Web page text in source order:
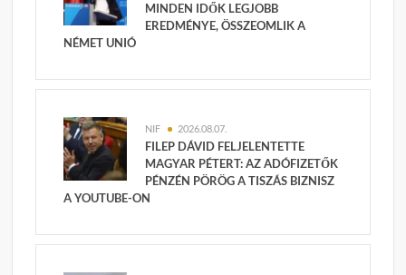
MINDEN IDŐK LEGJOBB
EREDMÉNYE, ÖSSZEOMLIK A
NÉMET UNIÓ
NIF 2026.08.07.
FILEP DÁVID FELJELENTETTE
MAGYAR PÉTERT: AZ ADÓFIZETŐK
PÉNZÉN PÖRÖG A TISZÁS BIZNISZ
A YOUTUBE-ON